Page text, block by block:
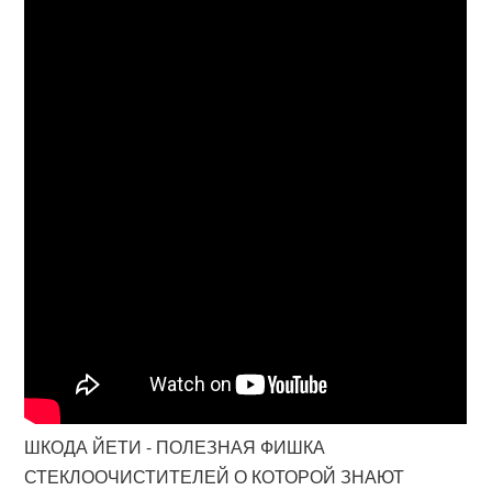
ШКОДА ЙЕТИ - ПОЛЕЗНАЯ ФИШКА
СТЕКЛООЧИСТИТЕЛЕЙ О КОТОРОЙ ЗНАЮТ